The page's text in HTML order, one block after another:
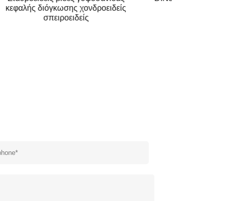
κεφαλής διόγκωσης χονδροειδείς
σπειροειδείς